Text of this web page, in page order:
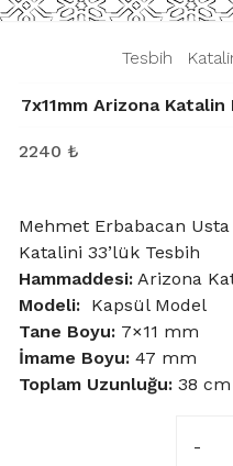
Tesbih
7x11mm Arizona
2240 ₺
Mehmet Erbabacan
Katalini 33’lük Tesbih
Hammaddesi: Arizona
Modeli: Kapsül Model
Tane Boyu: 7×11 mm
İmame Boyu: 47 mm
Toplam Uzunluğu: 38 cm